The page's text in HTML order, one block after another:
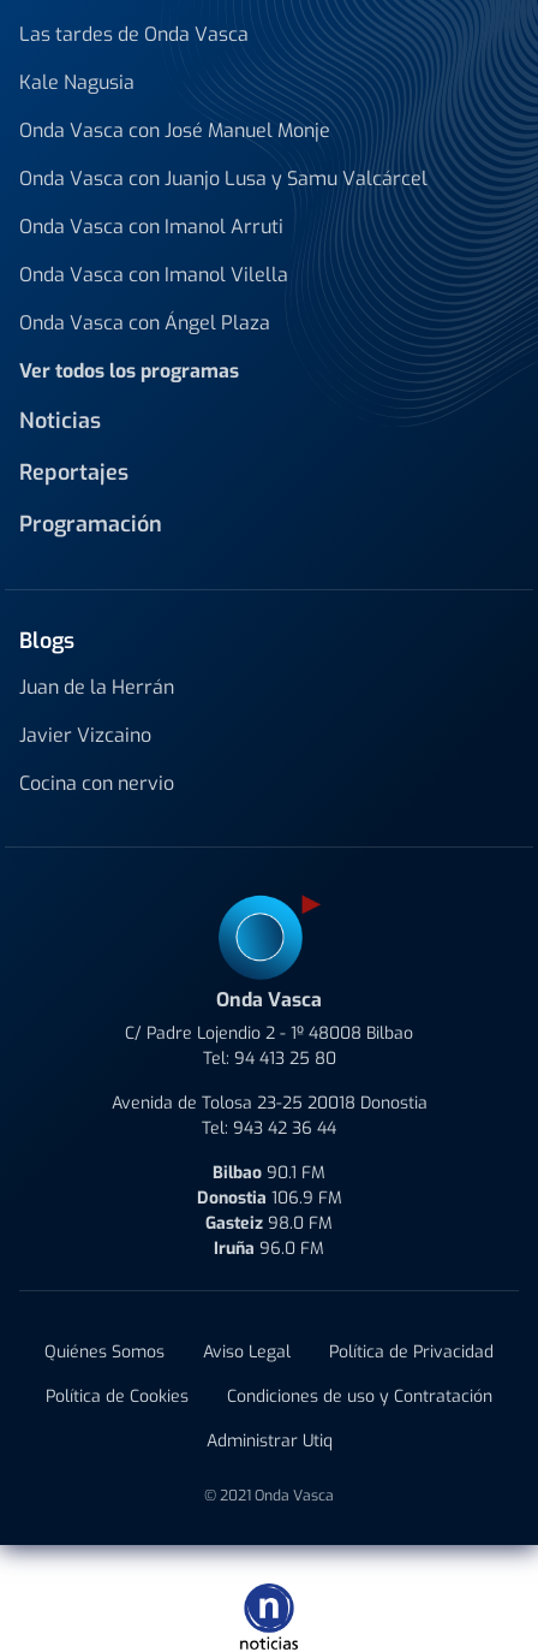
Las tardes de Onda Vasca
Kale Nagusia
Onda Vasca con José Manuel Monje
Onda Vasca con Juanjo Lusa y Samu Valcárcel
Onda Vasca con Imanol Arruti
Onda Vasca con Imanol Vilella
Onda Vasca con Ángel Plaza
Ver todos los programas
Noticias
Reportajes
Programación
Blogs
Juan de la Herrán
Javier Vizcaino
Cocina con nervio
Onda Vasca
C/ Padre Lojendio 2 - 1º 48008 Bilbao
Tel: 94 413 25 80
Avenida de Tolosa 23-25 20018 Donostia
Tel: 943 42 36 44
Bilbao 90.1 FM
Donostia 106.9 FM
Gasteiz 98.0 FM
Iruña 96.0 FM
Quiénes Somos Aviso Legal
Política de Privacidad
Política de Cookies
Condiciones de uso y Contratación
Administrar Utiq
© 2021 Onda Vasca